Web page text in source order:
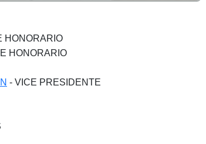
HONORARIO
HONORARIO
- VICE PRESIDENTE